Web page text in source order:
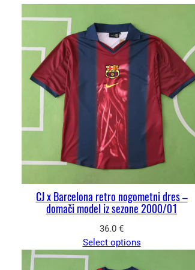
CJ x Barcelona retro nogometni dres –
domači model iz sezone 2000/01
36.0 €
Select options